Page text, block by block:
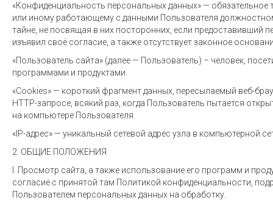
«Конфиденциальность персональных данных» — обязательное
или иному работающему с данными Пользователя
тайне, не посвящая в них посторонних, если предоставивший
изъявил своё согласие, а также отсутствует законное
«Пользователь сайта» (далее — Пользователь) – человек,
программами и продуктами.
«Cookies» — короткий фрагмент данных, пересылаемый веб-
HTTP-запросе, всякий раз, когда Пользователь пытается
на компьютере Пользователя.
«IP-адрес» — уникальный сетевой адрес узла в компьютерной
2. ОБЩИЕ ПОЛОЖЕНИЯ
I. Просмотр сайта, а также использование его программ и
согласие с принятой там Политикой конфиденциальности,
Пользователем персональных данных на обработку.